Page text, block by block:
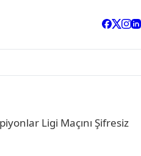
Ligi Maçını Şifresiz